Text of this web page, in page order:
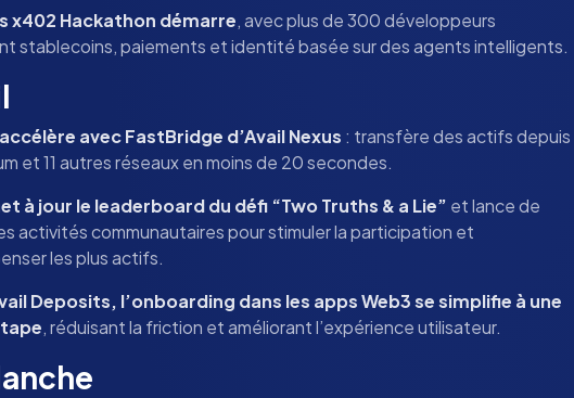
x402 Hackathon démarre, avec plus de 300 développeurs
stablecoins, paiements et identité basée sur des agents intelligents.
avec FastBridge d’Avail Nexus : transfère des actifs depuis
et 11 autres réseaux en moins de 20 secondes.
à jour le leaderboard du défi “Two Truths & a Lie” et lance de
activités communautaires pour stimuler la participation et
les plus actifs.
Deposits, l’onboarding dans les apps Web3 se simplifie à une
, réduisant la friction et améliorant l’expérience utilisateur.